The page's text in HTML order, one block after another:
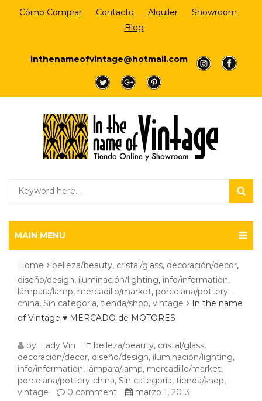
Cómo Comprar Contacto Alquiler
Showroom
Blog
inthenameofvintage@hotmail.com
a
a
a
a a
MAIN MENU
Home belleza/beauty, cristal/glass, decoración/decor,
diseño/design, iluminación/lighting, info/information,
lámpara/lamp, mercadillo/market, porcelana/pottery-
china, Sin categoría, tienda/shop, vintage
In the name
of Vintage ♥ MERCADO de MOTORES
IN
THE
NAME
by: Lady Vin belleza/beauty, cristal/glass,
decoración/decor, diseño/design, iluminación/lighting,
info/information, lámpara/lamp, mercadillo/market,
porcelana/pottery-china, Sin categoría, tienda/shop,
vintage
0 comment marzo 1, 2013